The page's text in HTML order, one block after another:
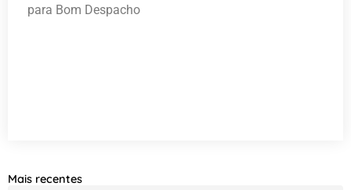
para Bom Despacho
Mais recentes